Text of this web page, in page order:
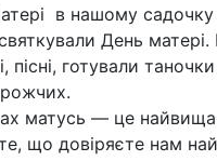
в нашому
День матері.
пісні, готували
матусь — це
що довіряєте нам